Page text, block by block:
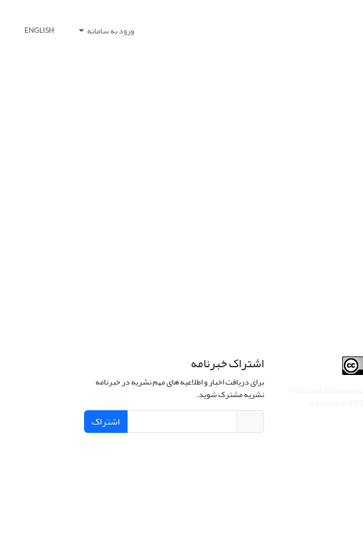
ورود به سامانه ENGLISH
اشتراک خبرنامه
برای دریافت اخبار و اطلاعیه های مهم نشریه در خبرنامه
نشریه مشترک شوید.
اشتراک